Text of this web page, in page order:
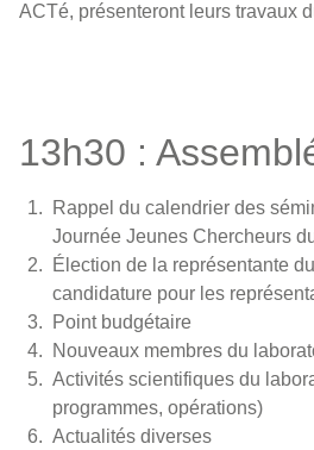
ACTé, présenteront leurs travaux
13h30 :
Rappel du calendrier des
Journée Jeunes Chercheurs
Élection de la représentante
candidature pour les
Point budgétaire
Nouveaux membres du
Activités scientifiques du
programmes, opérations)
Actualités diverses